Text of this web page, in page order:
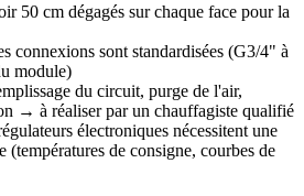
50 cm dégagés sur chaque face pour la
connexions sont standardisées (G3/4" à
module)
du circuit, purge de l'air,
→ à réaliser par un chauffagiste qualifié
électroniques nécessitent une
de consigne, courbes de